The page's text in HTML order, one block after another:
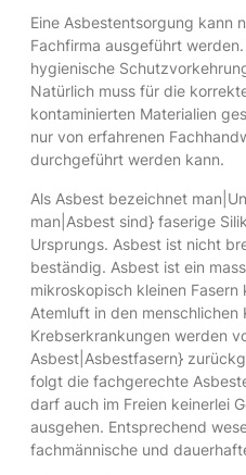
Eine Asbestentsorgung kann
Fachfirma ausgeführt
hygienische
Natürlich muss für die
kontaminierten Materialien
nur von erfahrenen
durchgeführt werden kann.
Als Asbest bezeichnet
man|Asbest sind} faserige
Ursprungs. Asbest ist nicht
beständig. Asbest ist ein
mikroskopisch kleinen
Atemluft in den menschlichen
Krebserkrankungen werden
Asbest|Asbestfasern}
folgt die fachgerechte
darf auch im Freien keinerlei
ausgehen. Entsprechend
fachmännische und